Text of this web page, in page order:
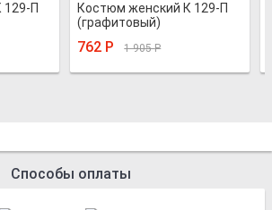
129-П
Костюм женский К 129-П
(графитовый)
762 Р 1 905Р
Способы оплаты